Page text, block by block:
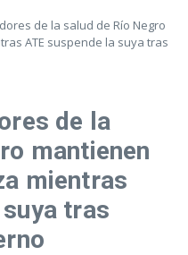
de la salud de Río Negro
ATE suspende la suya tras
de la
mantienen
mientras
tras